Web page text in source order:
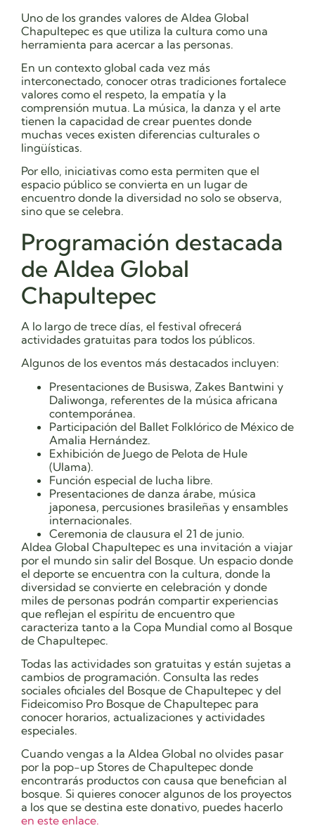
Uno de los grandes valores de Aldea Global
Chapultepec es que utiliza la cultura como una
herramienta para acercar a las personas.
En un contexto global cada vez más
interconectado, conocer otras tradiciones fortalece
valores como el respeto, la empatía y la
comprensión mutua. La música, la danza y el arte
tienen la capacidad de crear puentes donde
muchas veces existen diferencias culturales o
lingüísticas.
Por ello, iniciativas como esta permiten que el
espacio público se convierta en un lugar de
encuentro donde la diversidad no solo se observa,
sino que se celebra.
Programación destacada
de Aldea Global
Chapultepec
A lo largo de trece días, el festival ofrecerá
actividades gratuitas para todos los públicos.
Algunos de los eventos más destacados incluyen:
Presentaciones de Busiswa, Zakes Bantwini y
Daliwonga, referentes de la música africana
contemporánea.
Participación del Ballet Folklórico de México de
Amalia Hernández.
Exhibición de Juego de Pelota de Hule
(Ulama).
Función especial de lucha libre.
Presentaciones de danza árabe, música
japonesa, percusiones brasileñas y ensambles
internacionales.
Ceremonia de clausura el 21 de junio.
Aldea Global Chapultepec es una invitación a viajar
por el mundo sin salir del Bosque. Un espacio donde
el deporte se encuentra con la cultura, donde la
diversidad se convierte en celebración y donde
miles de personas podrán compartir experiencias
que reflejan el espíritu de encuentro que
caracteriza tanto a la Copa Mundial como al Bosque
de Chapultepec.
Todas las actividades son gratuitas y están sujetas a
cambios de programación. Consulta las redes
sociales oficiales del Bosque de Chapultepec y del
Fideicomiso Pro Bosque de Chapultepec para
conocer horarios, actualizaciones y actividades
especiales.
Cuando vengas a la Aldea Global no olvides pasar
por la pop-up Stores de Chapultepec donde
encontrarás productos con causa que benefician al
bosque. Si quieres conocer algunos de los proyectos
a los que se destina este donativo, puedes hacerlo
en este enlace.